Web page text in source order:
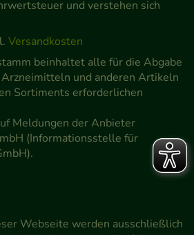
und verstehen sich
Versandkosten
beinhaltet alle für die Abgabe
und anderen Artikeln
Sortiments erforderlichen
Meldungen der Anbieter
(Informationsstelle für
Webseite werden ausschließlich